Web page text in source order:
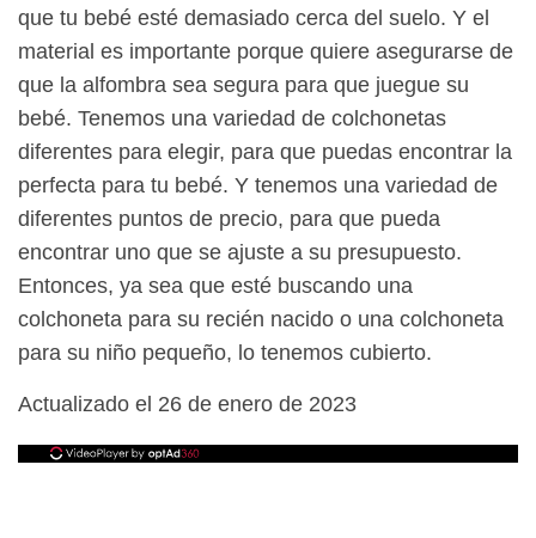
que tu bebé esté demasiado cerca del suelo. Y el
material es importante porque quiere asegurarse de
que la alfombra sea segura para que juegue su
bebé. Tenemos una variedad de colchonetas
diferentes para elegir, para que puedas encontrar la
perfecta para tu bebé. Y tenemos una variedad de
diferentes puntos de precio, para que pueda
encontrar uno que se ajuste a su presupuesto.
Entonces, ya sea que esté buscando una
colchoneta para su recién nacido o una colchoneta
para su niño pequeño, lo tenemos cubierto.
Actualizado el 26 de enero de 2023